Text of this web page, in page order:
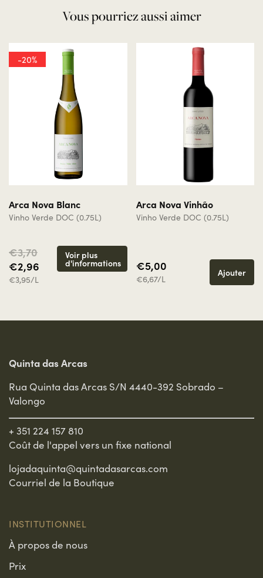
Vous pourriez aussi aimer
-20%
Arca Nova Blanc
Vinho Verde DOC (0.75L)
€3,70
€2,96
€3,95/L
Voir plus
d'informations
Arca Nova Vinhão
Vinho Verde DOC (0.75L)
€5,00
€6,67/L
Ajouter
Quinta das Arcas
Rua Quinta das Arcas S/N 4440-392 Sobrado –
Valongo
+ 351 224 157 810
Coût de l'appel vers un fixe national
lojadaquinta@quintadasarcas.com
Courriel de la Boutique
INSTITUTIONNEL
À propos de nous
Prix